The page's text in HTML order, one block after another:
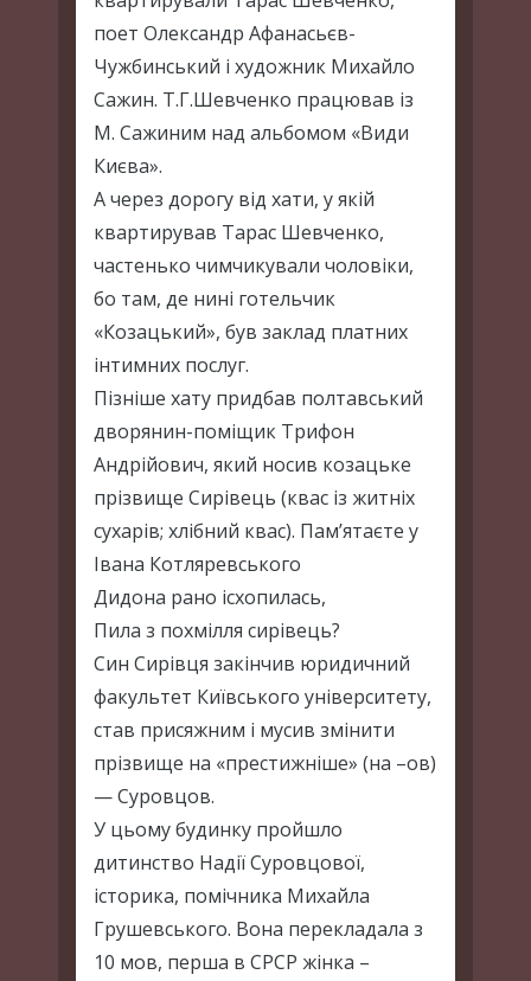
поет Олександр Афанасьєв-
Чужбинський і художник Михайло
Сажин. Т.Г.Шевченко працював із
М. Сажиним над альбомом «Види
Києва».
А через дорогу від хати, у якій
квартирував Тарас Шевченко,
частенько чимчикували чоловіки,
бо там, де нині готельчик
«Козацький», був заклад платних
інтимних послуг.
Пізніше хату придбав полтавський
дворянин-поміщик Трифон
Андрійович, який носив козацьке
прізвище Сирівець (квас із житніх
сухарів; хлібний квас). Пам’ятаєте у
Івана Котляревського
Дидона рано ісхопилась,
Пила з похмілля сирівець?
Син Сирівця закінчив юридичний
факультет Київського університету,
став присяжним і мусив змінити
прізвище на «престижніше» (на –ов)
— Суровцов.
У цьому будинку пройшло
дитинство Надії Суровцової,
історика, помічника Михайла
Грушевського. Вона перекладала з
10 мов, перша в СРСР жінка –